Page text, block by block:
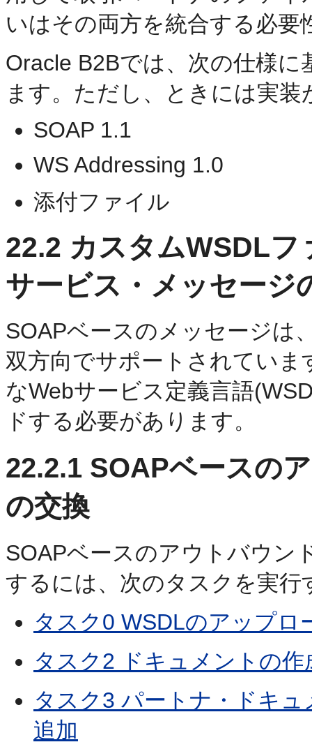
いはその両方を統合する必
Oracle B2Bでは、次の仕様
ます。ただし、ときには実
SOAP 1.1
WS Addressing 1.0
添付ファイル
22.2 カスタムWSDL
サービス・メッセージ
SOAPベースのメッセージは
双方向でサポートされてい
なWebサービス定義言語
ドする必要があります。
22.2.1 SOAPベースの
の交換
SOAPベースのアウトバウン
するには、次のタスクを実行
タスク0 WSDLのアップロ
タスク2 ドキュメントの作
タスク3 パートナ・ドキ
追加